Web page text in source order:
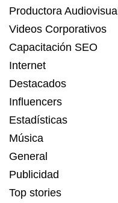
Productora Audiovisual
Videos Corporativos
Capacitación SEO
Internet
Destacados
Influencers
Estadísticas
Música
General
Publicidad
Top stories